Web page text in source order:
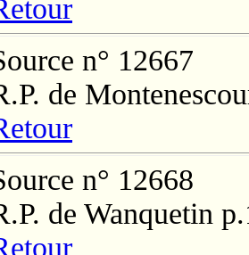
n° 12667
de
n° 12668
de Wanquetin